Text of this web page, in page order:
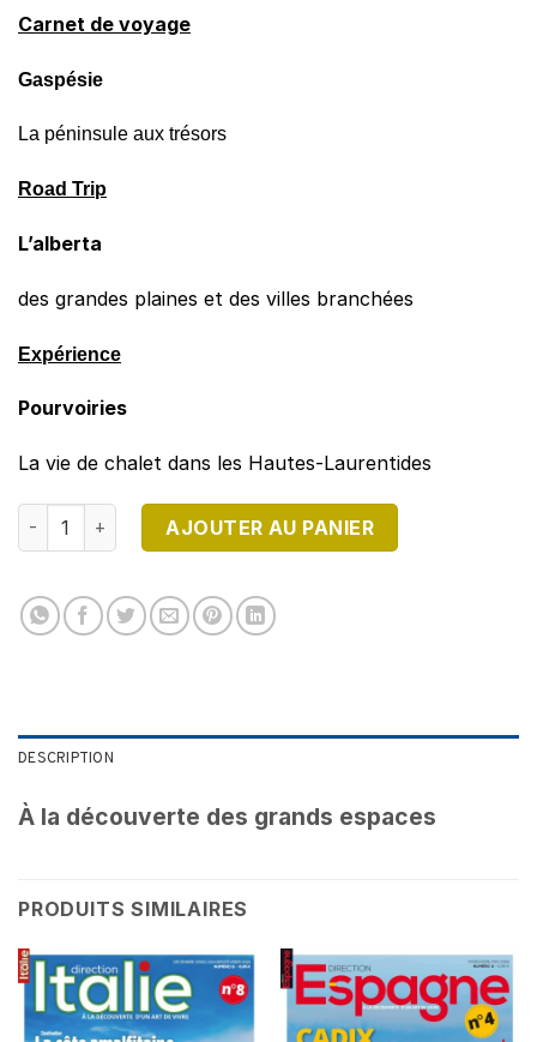
Carnet de voyage
Gaspésie
La péninsule aux trésors
Road Trip
L’alberta
des grandes plaines et des villes branchées
Expérience
Pourvoiries
La vie de chalet dans les Hautes-Laurentides
quantité de DIRECTION CANADA N°2
AJOUTER AU PANIER
DESCRIPTION
À la découverte des grands espaces
PRODUITS SIMILAIRES